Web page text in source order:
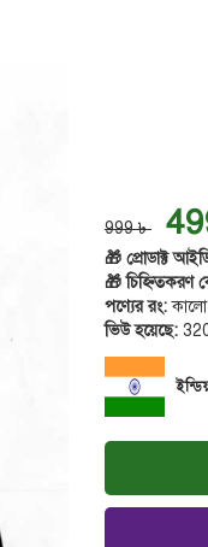
999 ৳
🎁 প্রোডাক্ট
🎁 চিহ্নিতকরণ
পণ্যের রং:কালো
ভিউ হয়েছে: